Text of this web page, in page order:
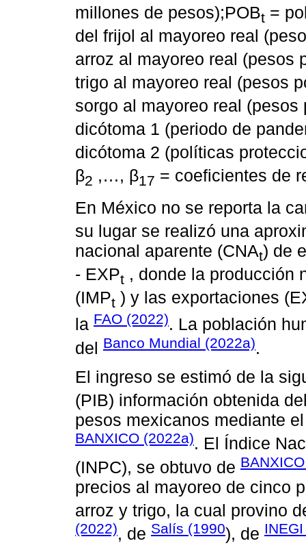
millones de pesos);POBt =
del frijol al mayoreo real
arroz al mayoreo real (pesos
trigo al mayoreo real (pesos
sorgo al mayoreo real (pesos
dicótoma 1 (periodo de
dicótoma 2 (políticas
β2 ,…, β17 = coeficientes de
En México no se reporta la
su lugar se realizó una
nacional aparente (CNAt) de
- EXPt , donde la producción
(IMPt ) y las exportaciones
la FAO (2022). La población
del Banco Mundial (2022a).
El ingreso se estimó de la
(PIB) información obtenida
pesos mexicanos mediante
BANXICO (2022a). El Índice
(INPC), se obtuvo de
precios al mayoreo de cinco
arroz y trigo, la cual provino
(2022), de Salís (1990), de